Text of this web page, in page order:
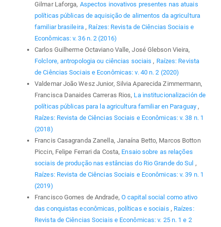
Gilmar Laforga, Aspectos inovativos presentes nas atuais
políticas públicas de aquisição de alimentos da agricultura
familiar brasileira , Raízes: Revista de Ciências Sociais e
Econômicas: v. 36 n. 2 (2016)
Carlos Guilherme Octaviano Valle, José Glebson Vieira,
Folclore, antropologia ou ciências sociais, Raízes: Revista
de Ciências Sociais e Econômicas: v. 40 n. 2 (2020)
Valdemar João Wesz Junior, Silvia Aparecida Zimmermann,
Francisca Danaides Carreras Rios, La institucionalización de
políticas públicas para la agricultura familiar en Paraguay,
Raízes: Revista de Ciências Sociais e Econômicas: v. 38 n. 1
(2018)
Francis Casagranda Zanella, Janaína Betto, Marcos Botton
Piccin, Felipe Ferrari da Costa, Ensaio sobre as relações
sociais de produção nas estâncias do Rio Grande do Sul ,
Raízes: Revista de Ciências Sociais e Econômicas: v. 39 n. 1
(2019)
Francisco Gomes de Andrade, O capital social como ativo
das conquistas econômicas, políticas e sociais , Raízes:
Revista de Ciências Sociais e Econômicas: v. 25 n. 1 e 2